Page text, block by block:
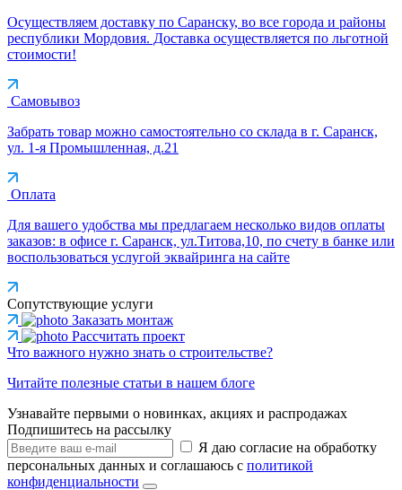
Осуществляем доставку по Саранску, во все города и районы
республики Мордовия. Доставка осуществляется по льготной
стоимости!
Самовывоз
Забрать товар можно самостоятельно со склада в г. Саранск,
ул. 1-я Промышленная, д.21
Оплата
Для вашего удобства мы предлагаем несколько видов оплаты
заказов: в офисе г. Саранск, ул.Титова,10, по счету в банке или
воспользоваться услугой эквайринга на сайте
Сопутствующие услуги
Заказать монтаж
Рассчитать проект
Что важного нужно знать о строительстве?
Читайте полезные статьи в нашем блоге
Узнавайте первыми о новинках, акциях и распродажах
Подпишитесь на рассылку
Я даю согласие на обработку
персональных данных и соглашаюсь с политикой
конфиденциальности